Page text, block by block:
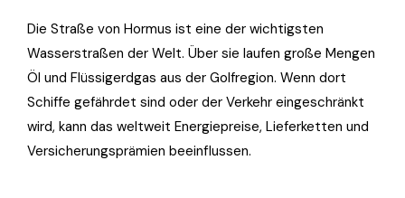
Die Straße von Hormus ist eine der wichtigsten
Wasserstraßen der Welt. Über sie laufen große Mengen
Öl und Flüssigerdgas aus der Golfregion. Wenn dort
Schiffe gefährdet sind oder der Verkehr eingeschränkt
wird, kann das weltweit Energiepreise, Lieferketten und
Versicherungsprämien beeinflussen.